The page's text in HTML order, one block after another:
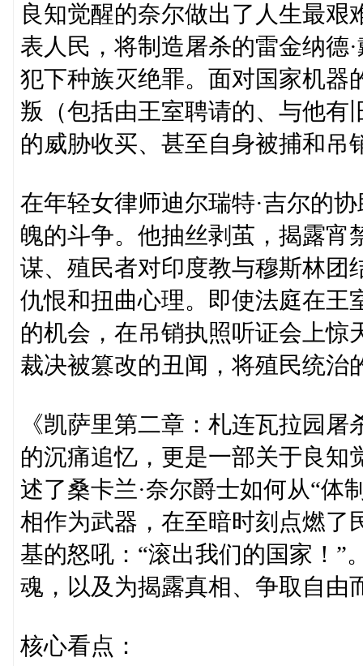
良知觉醒的奈尔做出了人生最
表人民，将制造屠杀的雷金纳德
犯下种族灭绝罪。面对国家机器
叛（包括由王室聘请的、与他有
的威胁收买、甚至自身被捕和吊
在年轻女律师迪尔瑞特·吉尔的
魄的斗争。他抽丝剥茧，揭露宵
谋、殖民者对印度教与穆斯林团
仇恨和扭曲心理。即使法庭在王
的机会，在吊销执照听证会上惊
裁决被篡改的丑闻，将殖民统治
《凯萨里第二章：札连瓦拉园
的沉痛追忆，更是一部关于良知
述了桑卡兰·奈尔爵士如何从“体
相作为武器，在至暗时刻点燃了
基的怒吼：“滚出我们的国家！”
魂，以及为揭露真相、争取自由
核心看点：